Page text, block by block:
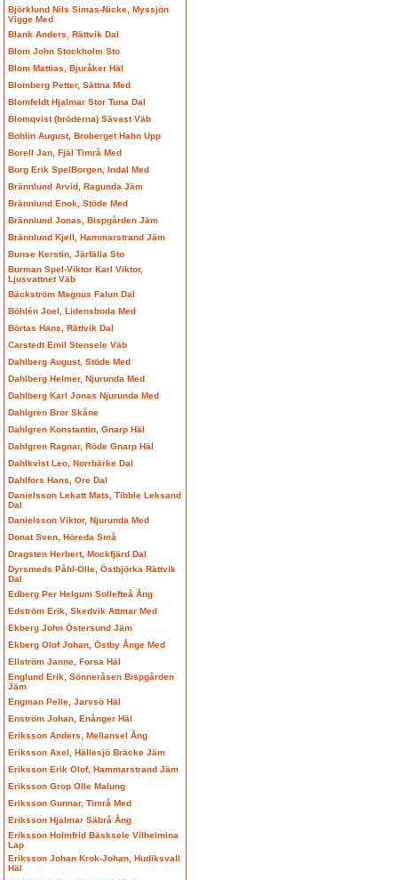
Björklund Nils Simas-Nicke, Myssjön
Vigge Med
Blank Anders, Rättvik Dal
Blom John Stockholm Sto
Blom Mattias, Bjuråker Häl
Blomberg Petter, Sättna Med
Blomfeldt Hjalmar Stor Tuna Dal
Blomqvist (bröderna) Sävast Väb
Bohlin August, Broberget Habo Upp
Borell Jan, Fjäl Timrå Med
Borg Erik SpelBorgen, Indal Med
Brännlund Arvid, Ragunda Jäm
Brännlund Enok, Stöde Med
Brännlund Jonas, Bispgården Jäm
Brännlund Kjell, Hammarstrand Jäm
Bunse Kerstin, Järfälla Sto
Burman Spel-Viktor Karl Viktor,
Ljusvattnet Väb
Bäckström Magnus Falun Dal
Böhlén Joel, Lidensboda Med
Börtas Hans, Rättvik Dal
Carstedt Emil Stensele Väb
Dahlberg August, Stöde Med
Dahlberg Helmer, Njurunda Med
Dahlberg Karl Jonas Njurunda Med
Dahlgren Bror Skåne
Dahlgren Konstantin, Gnarp Häl
Dahlgren Ragnar, Röde Gnarp Häl
Dahlkvist Leo, Norrbärke Dal
Dahlfors Hans, Ore Dal
Danielsson Lekatt Mats, Tibble Leksand
Dal
Danielsson Viktor, Njurunda Med
Donat Sven, Höreda Små
Dragsten Herbert, Mockfjärd Dal
Dyrsmeds Påhl-Olle, Östbjörka Rättvik
Dal
Edberg Per Helgum Sollefteå Ång
Edström Erik, Skedvik Attmar Med
Ekberg John Östersund Jäm
Ekberg Olof Johan, Östby Ånge Med
Ellström Janne, Forsa Häl
Englund Erik, Sönneråsen Bispgården
Jäm
Engman Pelle, Jarvsö Häl
Enström Johan, Enånger Häl
Eriksson Anders, Mellansel Ång
Eriksson Axel, Hällesjö Bräcke Jäm
Eriksson Erik Olof, Hammarstrand Jäm
Eriksson Grop Olle Malung
Eriksson Gunnar, Timrå Med
Eriksson Hjalmar Säbrå Ång
Eriksson Holmfrid Bäsksele Vilhelmina
Lap
Eriksson Johan Krok-Johan, Hudiksvall
Häl